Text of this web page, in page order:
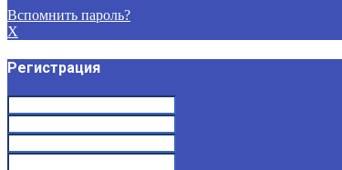
Вспомнить пароль?
X
Регистрация